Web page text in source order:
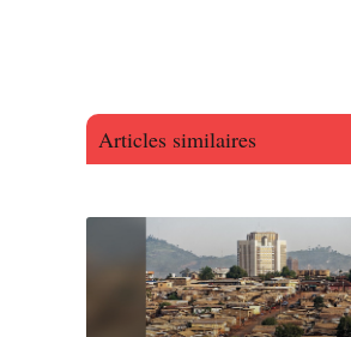
Articles similaires